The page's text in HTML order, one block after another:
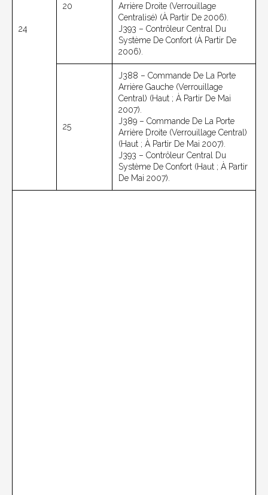
24
20
Arrière Droite (verrouillage
Centralisé) (à Partir De 2006).
J393 – Contrôleur Central Du
Système De Confort (à Partir De
2006).
25
J388 – Commande De La Porte
Arrière Gauche (verrouillage
Central) (haut ; À Partir De Mai
2007).
J389 – Commande De La Porte
Arrière Droite (verrouillage Central)
(haut ; À Partir De Mai 2007).
J393 – Contrôleur Central Du
Système De Confort (haut ; À Partir
De Mai 2007).